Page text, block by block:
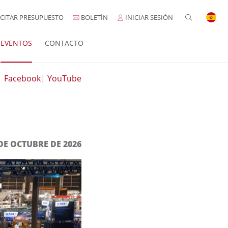
PRESUPUESTO BOLETÍN INICIAR SESIÓN
EVENTOS CONTACTO
Facebook| YouTube
OCTUBRE DE 2026